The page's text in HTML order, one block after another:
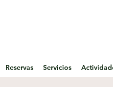
Reservas Servicios